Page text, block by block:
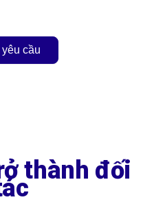
cầu
thành đối